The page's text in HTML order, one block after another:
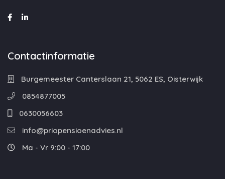
Contactinformatie
Burgemeester Canterslaan 21, 5062 ES, Oisterwijk
0854877005
0630056603
info@priopensioenadvies.nl
Ma - Vr 9:00 - 17:00